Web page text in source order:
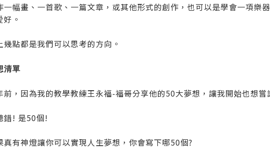
一幅畫、一首歌、一篇文章，或其他形式的創作，也可以是學會一項樂
好。
幾點都是我們可以思考的方向。
清單
前，因為我的教學教練王永福-福哥分享他的50大夢想，讓我開始也想
錯! 是50個!
真有神燈讓你可以實現人生夢想，你會寫下哪50個?